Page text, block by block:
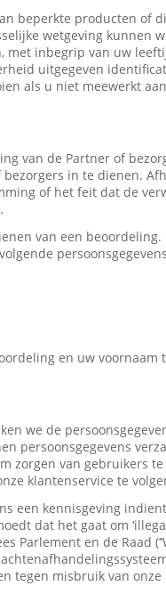
beperkte producten of
wetgeving kunnen
met inbegrip van uw
uitgegeven
als u niet meewerkt
van de Partner of
in te dienen.
of het feit dat de
van een
en uw voornaam
we de
persoonsgegevens
zorgen van gebruikers
klantenservice te
een kennisgeving
dat het gaat om
Parlement en de Raad
tegen misbruik van